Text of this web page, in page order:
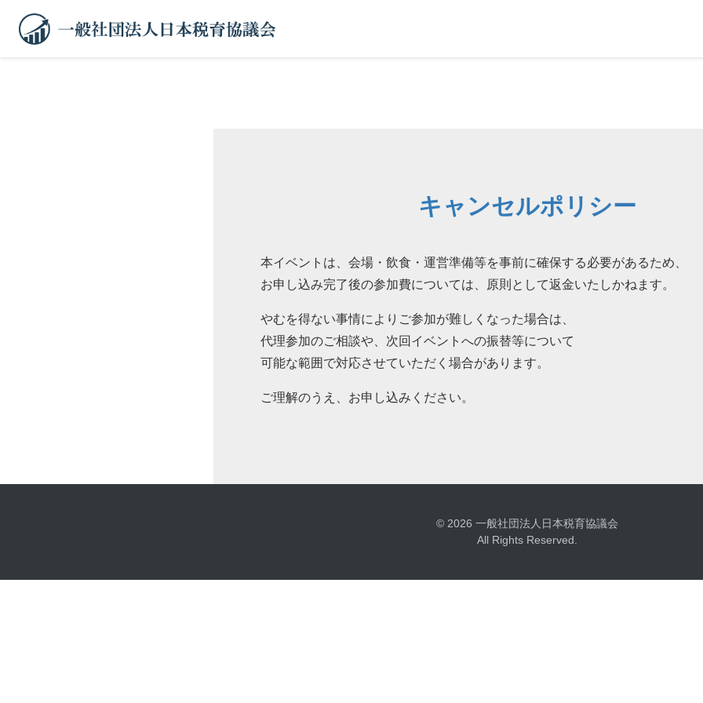
キャンセルポリシー
本イベントは、会場・飲食・運営準備等を事前に確保する必要があるため、
お申し込み完了後の参加費については、原則として返金いたしかねます。
やむを得ない事情によりご参加が難しくなった場合は、
代理参加のご相談や、次回イベントへの振替等について
可能な範囲で対応させていただく場合があります。
ご理解のうえ、お申し込みください。
© 2026 一般社団法人日本税育協議会
All Rights Reserved.